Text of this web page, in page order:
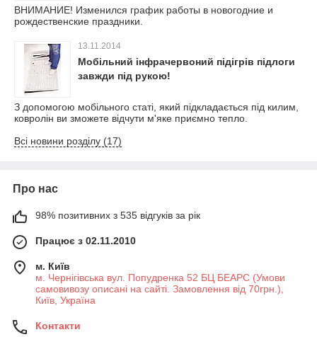
ВНИМАНИЕ! Изменился график работы в новогодние и
рождественские праздники.
13.11.2014
Мобільний інфрачервоний підігрів підлоги
завжди під рукою!
З допомогою мобільного статі, який підкладається під килим,
ковролін ви зможете відчути м'яке приємно тепло.
Всі новини розділу (17)
Про нас
98% позитивних з 535 відгуків за рік
Працює з 02.11.2010
м. Київ
м. Чернігівська вул. Попудренка 52 БЦ БЕАРС (Умови
самовивозу описані на сайті. Замовлення від 70грн.),
Київ, Україна
Контакти